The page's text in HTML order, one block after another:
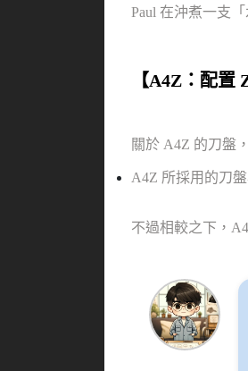
Paul 在沖煮一支
【A4Z：配置
關於 A4Z 的刀盤
A4Z 所採用的刀
不過相較之下，